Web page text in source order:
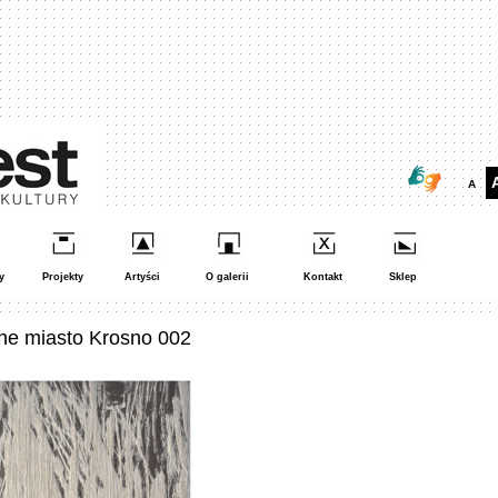
A
Projekty Artyści O galerii Kontakt Sklep
miasto Krosno 002